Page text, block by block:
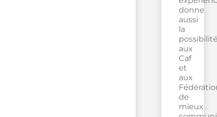
donne
aussi
la
aux
Caf
et
aux
de
mieux